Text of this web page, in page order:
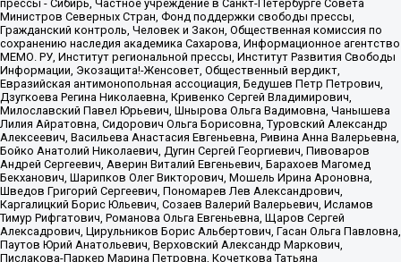
прессы - Сибирь, Частное учреждение в Санкт-Петербурге Совета
Министров Северных Стран, Фонд поддержки свободы прессы,
Гражданский контроль, Человек и Закон, Общественная комиссия по
сохранению наследия академика Сахарова, Информационное агентство
МЕМО. РУ, Институт региональной прессы, Институт Развития Свободы
Информации, Экозащита!-Женсовет, Общественный вердикт,
Евразийская антимонопольная ассоциация, Бедушев Петр Петрович,
Дзугкоева Регина Николаевна, Кривенко Сергей Владимирович,
Милославский Павел Юрьевич, Шнырова Ольга Вадимовна, Чанышева
Лилия Айратовна, Сидорович Ольга Борисовна, Туровский Александр
Алексеевич, Васильева Анастасия Евгеньевна, Ривина Анна Валерьевна,
Бойко Анатолий Николаевич, Дугин Сергей Георгиевич, Пивоваров
Андрей Сергеевич, Аверин Виталий Евгеньевич, Барахоев Магомед
Бекханович, Шарипков Олег Викторович, Мошель Ирина Ароновна,
Шведов Григорий Сергеевич, Пономарев Лев Александрович,
Каргалицкий Борис Юльевич, Созаев Валерий Валерьевич, Исламов
Тимур Рифгатович, Романова Ольга Евгеньевна, Щаров Сергей
Алексадрович, Цирульников Борис Альбертович, Гасан Ольга Павловна,
Паутов Юрий Анатольевич, Верховский Александр Маркович,
Пислакова-Паркер Марина Петровна, Кочеткова Татьяна